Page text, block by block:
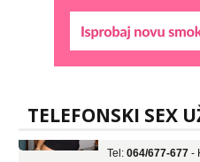
TELEFONSKI SEX
Kristina
Učiteljica iz
tel:0,93€ -